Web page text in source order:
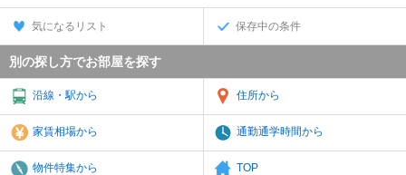
気になるリスト 保存中の条件
別の探し方でお部屋を探す
沿線・駅から 住所から
家賃相場から 通勤通学時間から
物件特集から TOP